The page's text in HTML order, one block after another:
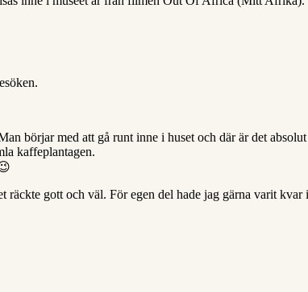
börjar med att gå runt inne i huset och där är det
kaffeplantagen.
gott och väl. För egen del hade jag gärna varit kvar